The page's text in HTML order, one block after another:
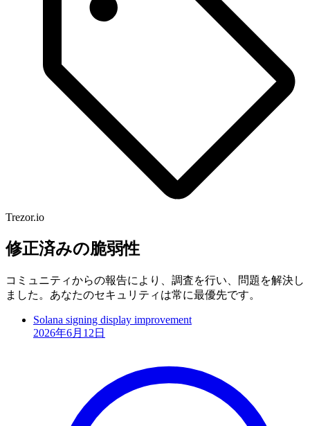
Trezor.io
修正済みの脆弱性
コミュニティからの報告により、調査を行い、問題を解決し
ました。あなたのセキュリティは常に最優先です。
Solana signing display improvement
2026年6月12日